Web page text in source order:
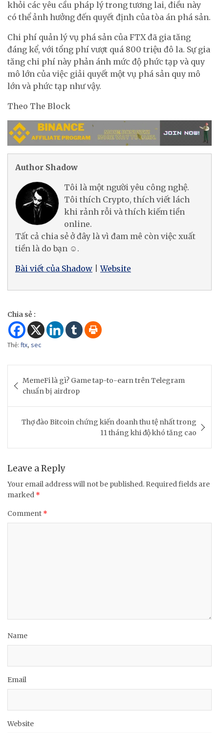
khỏi các yêu cầu pháp lý trong tương lai, điều này
có thể ảnh hưởng đến quyết định của tòa án phá sản.
Chi phí quản lý vụ phá sản của FTX đã gia tăng
đáng kể, với tổng phí vượt quá 800 triệu đô la. Sự gia
tăng chi phí này phản ánh mức độ phức tạp và quy
mô lớn của việc giải quyết một vụ phá sản quy mô
lớn và phức tạp như vậy.
Theo The Block
Author Shadow
Tôi là một người yêu công nghệ.
Tôi thích Crypto, thích viết lách
khi rảnh rỗi và thích kiếm tiền
online.
Tất cả chia sẻ ở đây là vì đam mê còn việc xuất
tiền là do bạn ☺.
Bài viết của Shadow |Website
Chia sẻ :
Thẻ: ftx, sec
navigation
MemeFi là gì? Game tap-to-earn trên Telegram
chuẩn bị airdrop
Thợ đào Bitcoin chứng kiến ​​doanh thu tệ nhất trong
11 tháng khi độ khó tăng cao
Leave a Reply
Your email address will not be published. Required fields are
marked *
Comment *
Name
Email
Website